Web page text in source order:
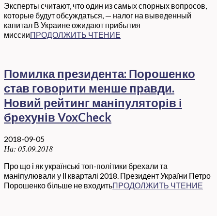
Эксперты считают, что один из самых спорных вопросов,
которые будут обсуждаться, — налог на выведенный
капитал В Украине ожидают прибытия
миссииПРОДОЛЖИТЬ ЧТЕНИЕ
Помилка президента: Порошенко
став говорити менше правди.
Новий рейтинг маніпуляторів і
брехунів VoxCheck
2018-09-05
На: 05.09.2018
Про що і як українські топ-політики брехали та
маніпулювали у ІІ кварталі 2018. Президент України Петро
Порошенко більше не входитьПРОДОЛЖИТЬ ЧТЕНИЕ